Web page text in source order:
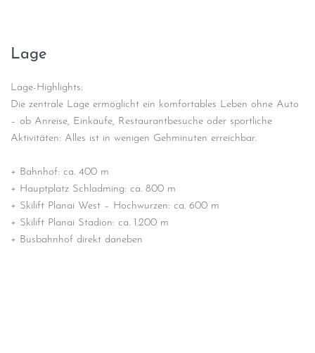
Lage
Lage-Highlights:
Die zentrale Lage ermöglicht ein komfortables Leben ohne Auto
– ob Anreise, Einkäufe, Restaurantbesuche oder sportliche
Aktivitäten: Alles ist in wenigen Gehminuten erreichbar.
+ Bahnhof: ca. 400 m
+ Hauptplatz Schladming: ca. 800 m
+ Skilift Planai West – Hochwurzen: ca. 600 m
+ Skilift Planai Stadion: ca. 1.200 m
+ Busbahnhof direkt daneben